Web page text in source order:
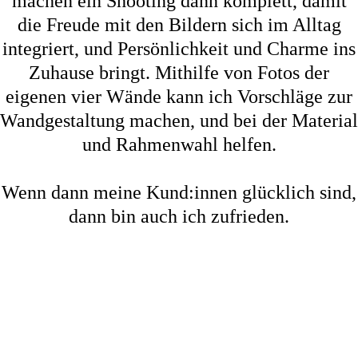
die Freude mit den Bildern sich im Alltag
integriert, und Persönlichkeit und Charme ins
Zuhause bringt. Mithilfe von Fotos der
eigenen vier Wände kann ich Vorschläge zur
Wandgestaltung machen, und bei der Material
und Rahmenwahl helfen.
Wenn dann meine Kund:innen glücklich sind,
dann bin auch ich zufrieden.